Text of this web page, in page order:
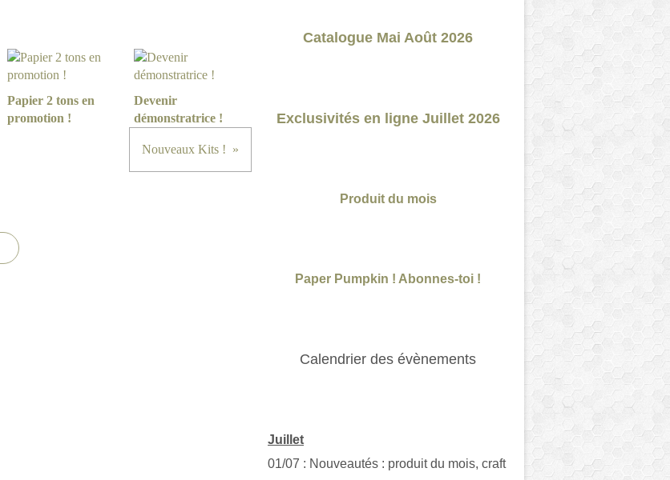
Papier 2 tons en
promotion !
Devenir
démonstratrice !
Nouveaux Kits !
Catalogue Mai Août 2026
Exclusivités en ligne Juillet 2026
Produit du mois
Paper Pumpkin ! Abonnes-toi !
Calendrier des évènements
Juillet
01/07 : Nouveautés : produit du mois, craft